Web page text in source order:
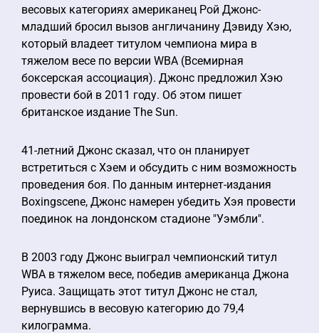
весовых категориях американец Рой Джонс-
младший бросил вызов англичанину Дэвиду Хэю,
который владеет титулом чемпиона мира в
тяжелом весе по версии WBA (Всемирная
боксерская ассоциация). Джонс предложил Хэю
провести бой в 2011 году. Об этом пишет
британское издание The Sun.
41-летний Джонс сказал, что он планирует
встретиться с Хэем и обсудить с ним возможность
проведения боя. По данным интернет-издания
Boxingscene, Джонс намерен убедить Хэя провести
поединок на лондонском стадионе "Уэмбли".
В 2003 году Джонс выиграл чемпионский титул
WBA в тяжелом весе, победив американца Джона
Руиса. Защищать этот титул Джонс не стал,
вернувшись в весовую категорию до 79,4
килограмма.